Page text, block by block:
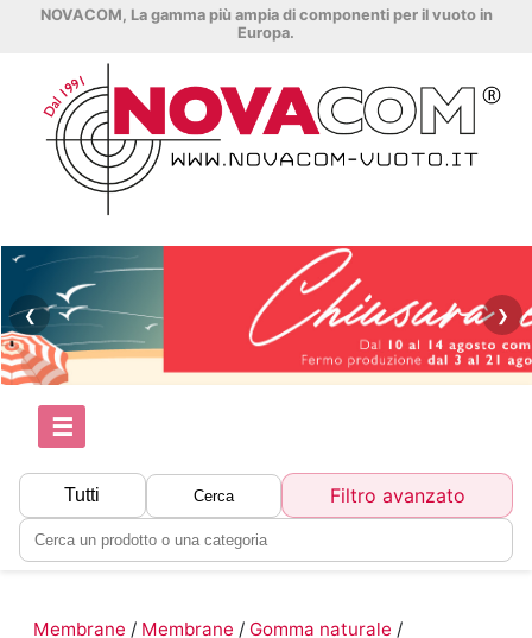
NOVACOM, La gamma più ampia di componenti per il vuoto in
Europa.
❮ ❯
☰
Tutti Cerca Filtro avanzato
Membrane / Membrane / Gomma naturale /